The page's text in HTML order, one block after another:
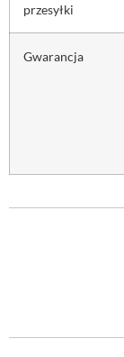
przesyłki
Gwarancja